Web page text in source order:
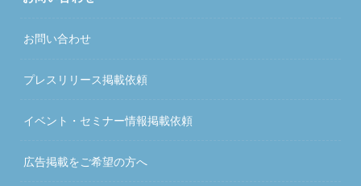
お問い合わせ
プレスリリース掲載依頼
イベント・セミナー情報掲載依頼
広告掲載をご希望の方へ